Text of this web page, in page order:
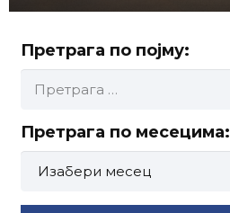
Претрага по појму:
за:
Претрага по месецима:
месецима: